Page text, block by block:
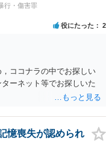
行・傷害罪
役にたった 2
ココナラの中でお探しい
ーネット等でお探しいた
憶喪失が認められ